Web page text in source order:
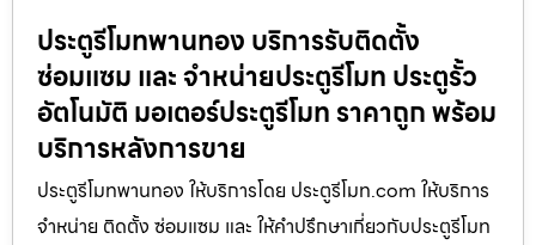
ประตูรีโมทพานทอง บริการรับติดตั้ง
ซ่อมแซม และ จำหน่ายประตูรีโมท ประตูรั้ว
อัตโนมัติ มอเตอร์ประตูรีโมท ราคาถูก พร้อม
บริการหลังการขาย
ประตูรีโมทพานทอง ให้บริการโดย ประตูรีโมท.com ให้บริการ
จำหน่าย ติดตั้ง ซ่อมแซม และ ให้คำปรึกษาเกี่ยวกับประตูรีโมท